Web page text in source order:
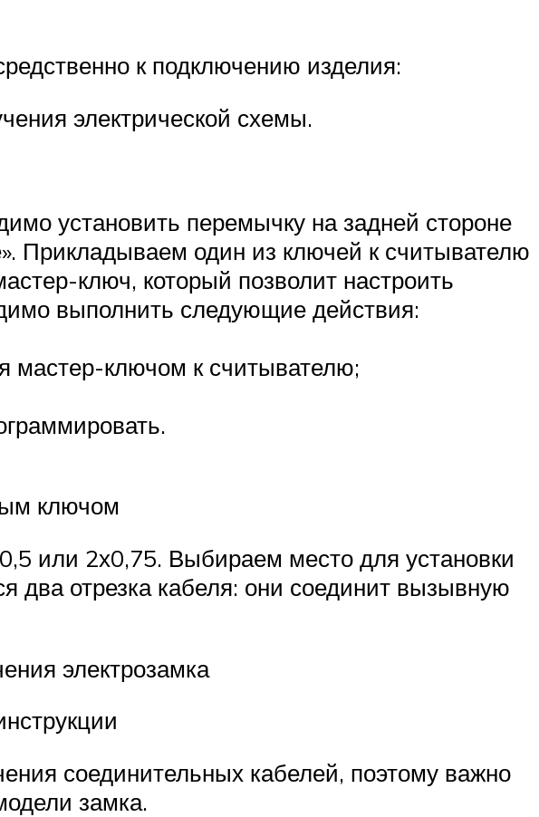
к подключению изделия:
электрической схемы.
установить перемычку на задней стороне
Прикладываем один из ключей к считывателю
ключ, который позволит настроить
выполнить следующие действия:
мастер-ключом к считывателю;
ключом
или 2х0,75. Выбираем место для установки
два отрезка кабеля: они соединит вызывную
электрозамка
соединительных кабелей, поэтому важно
замка.